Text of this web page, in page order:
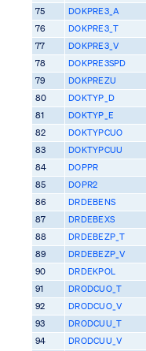
75
DOKPRE3_A
76
DOKPRE3_T
77
DOKPRE3_V
78
DOKPRE3SPD
79
DOKPREZU
80
DOKTYP_D
81
DOKTYP_E
82
DOKTYPCUO
83
DOKTYPCUU
84
DOPPR
85
DOPR2
86
DRDEBENS
87
DRDEBEXS
88
DRDEBEZP_T
89
DRDEBEZP_V
90
DRDEKPOL
91
DRODCUO_T
92
DRODCUO_V
93
DRODCUU_T
94
DRODCUU_V